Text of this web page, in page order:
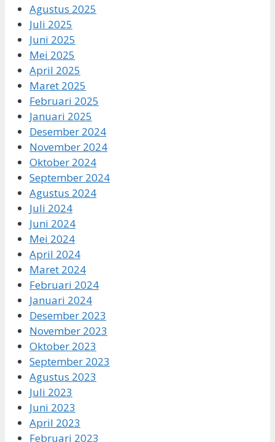
Agustus 2025
Juli 2025
Juni 2025
Mei 2025
April 2025
Maret 2025
Februari 2025
Januari 2025
Desember 2024
November 2024
Oktober 2024
September 2024
Agustus 2024
Juli 2024
Juni 2024
Mei 2024
April 2024
Maret 2024
Februari 2024
Januari 2024
Desember 2023
November 2023
Oktober 2023
September 2023
Agustus 2023
Juli 2023
Juni 2023
April 2023
Februari 2023